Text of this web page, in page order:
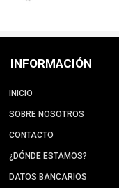
INFORMACIÓN
INICIO
SOBRE NOSOTROS
CONTACTO
¿DÓNDE ESTAMOS?
DATOS BANCARIOS